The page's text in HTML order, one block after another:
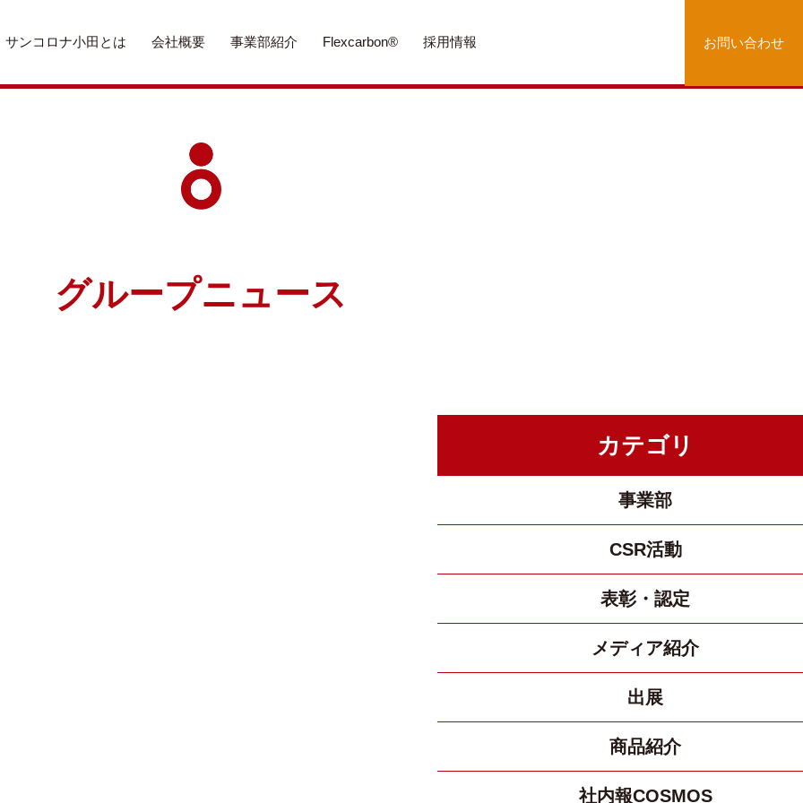
サンコロナ小田とは 会社概要 事業部紹介 Flexcarbon® 採用情報 お問い合わせ
グループニュース
カテゴリ
事業部
CSR活動
表彰・認定
メディア紹介
出展
商品紹介
社内報COSMOS